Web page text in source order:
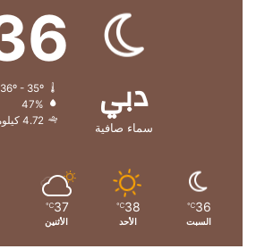
دبي
سماء صافية
36º - 35º
47%
4.72 كيلومتر/ساعة
36
℃
السبت
38
℃
الأحد
37
℃
الأثنين